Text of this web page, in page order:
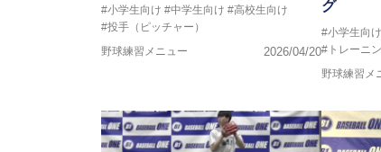
#小学生向け #中学生向け #高校生向け
#投手（ピッチャー）
野球練習メニュー
2026/04/20
グ
#小学生向け
#トレーニ
野球練習メ